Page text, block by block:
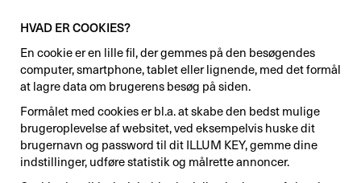
HVAD ER COOKIES?
En cookie er en lille fil, der gemmes på den besøgendes
computer, smartphone, tablet eller lignende, med det formål
at lagre data om brugerens besøg på siden.
Formålet med cookies er bl.a. at skabe den bedst mulige
brugeroplevelse af websitet, ved eksempelvis huske dit
brugernavn og password til dit ILLUM KEY, gemme dine
indstillinger, udføre statistik og målrette annoncer.